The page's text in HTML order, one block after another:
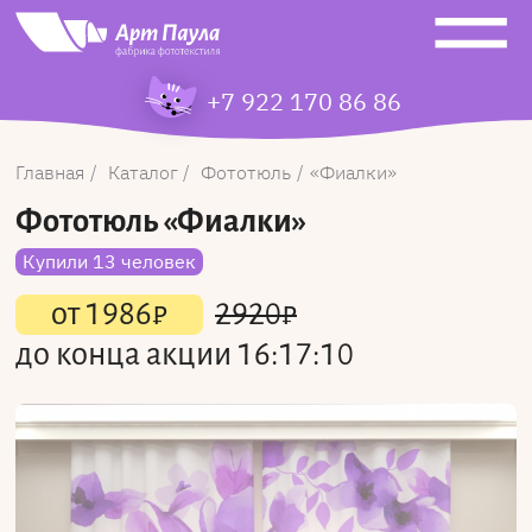
+7 922 170 86 86
Главная Каталог Фототюль Фиалки
Фототюль«Фиалки»
Купили 13 человек
от1986₽ 2920₽
до конца акции 16:17:10